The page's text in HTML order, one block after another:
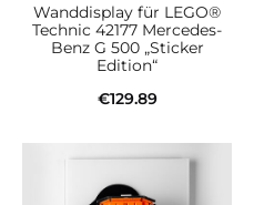
Wanddisplay für LEGO®
Technic 42177 Mercedes-
Benz G 500 „Sticker
Edition“
€129.89